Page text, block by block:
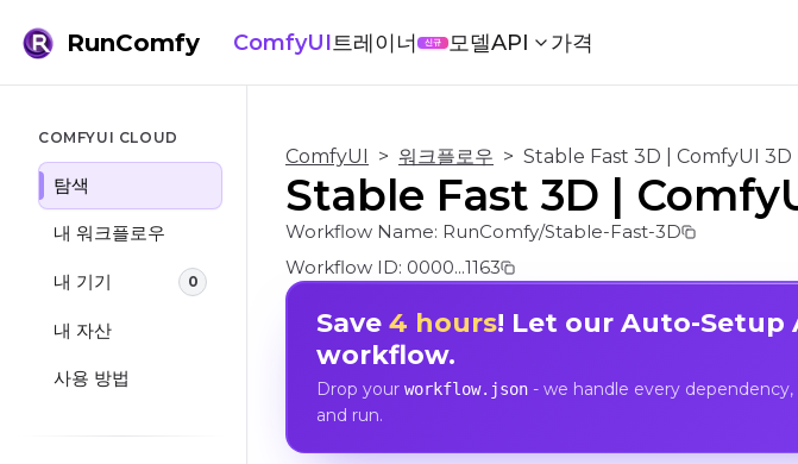
RunComfy ComfyUI트레이너 신규 모델API 가격
COMFYUI CLOUD
탐색
내 워크플로우
내 기기 0
내 자산
사용 방법
ComfyUI > 워크플로우 > Stable Fast 3D | ComfyUI 3D
Stable Fast 3D |
Workflow Name: RunComfy/Stable-Fast-3D
Workflow ID: 0000...1163
Save 4 hours! Let our Auto-Setup
workflow.
Drop your workflow.json- we handle every
and run.